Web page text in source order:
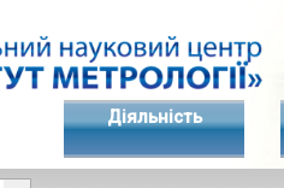
Діяльність